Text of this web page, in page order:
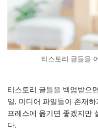
티스토리 글들을
티스토리 글들을 백업받으
일, 미디어 파일들이 존재
프레스에 옮기면 좋겠지만
다.